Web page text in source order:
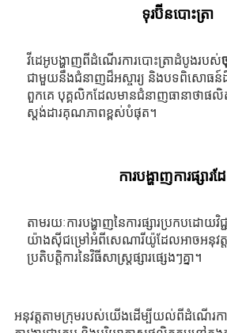
ទុរប៊ីនបោះត្រា
វីដេអូបង្ហាញពីដំណើរការបោះត្រាដំបូងរបស់
ជាមួយនឹងជំនាញដ៏អស្ចារ្យ និងបទពិសោធន៍
ពួកគេ បុគ្គលិកដែលមានជំនាញធានាថាផ
ស្តង់ដារគុណភាពខ្ពស់បំផុត។
ការបង្ហាញការផ្សារដ
តាមរយៈការបង្ហាញនៃការផ្សារប្រកបដោយវិ
យ៉ាងស៊ីជម្រៅអំពីសេណារីយ៉ូដែលអាចអនុវ
ប្រតិបត្តិការនៃវិធីសាស្រ្តផ្សារផ្សេងៗគ្នា។
អនុវត្តតាមក្រុមរបស់យើងដើម្បីយល់ពីដំណើរការ